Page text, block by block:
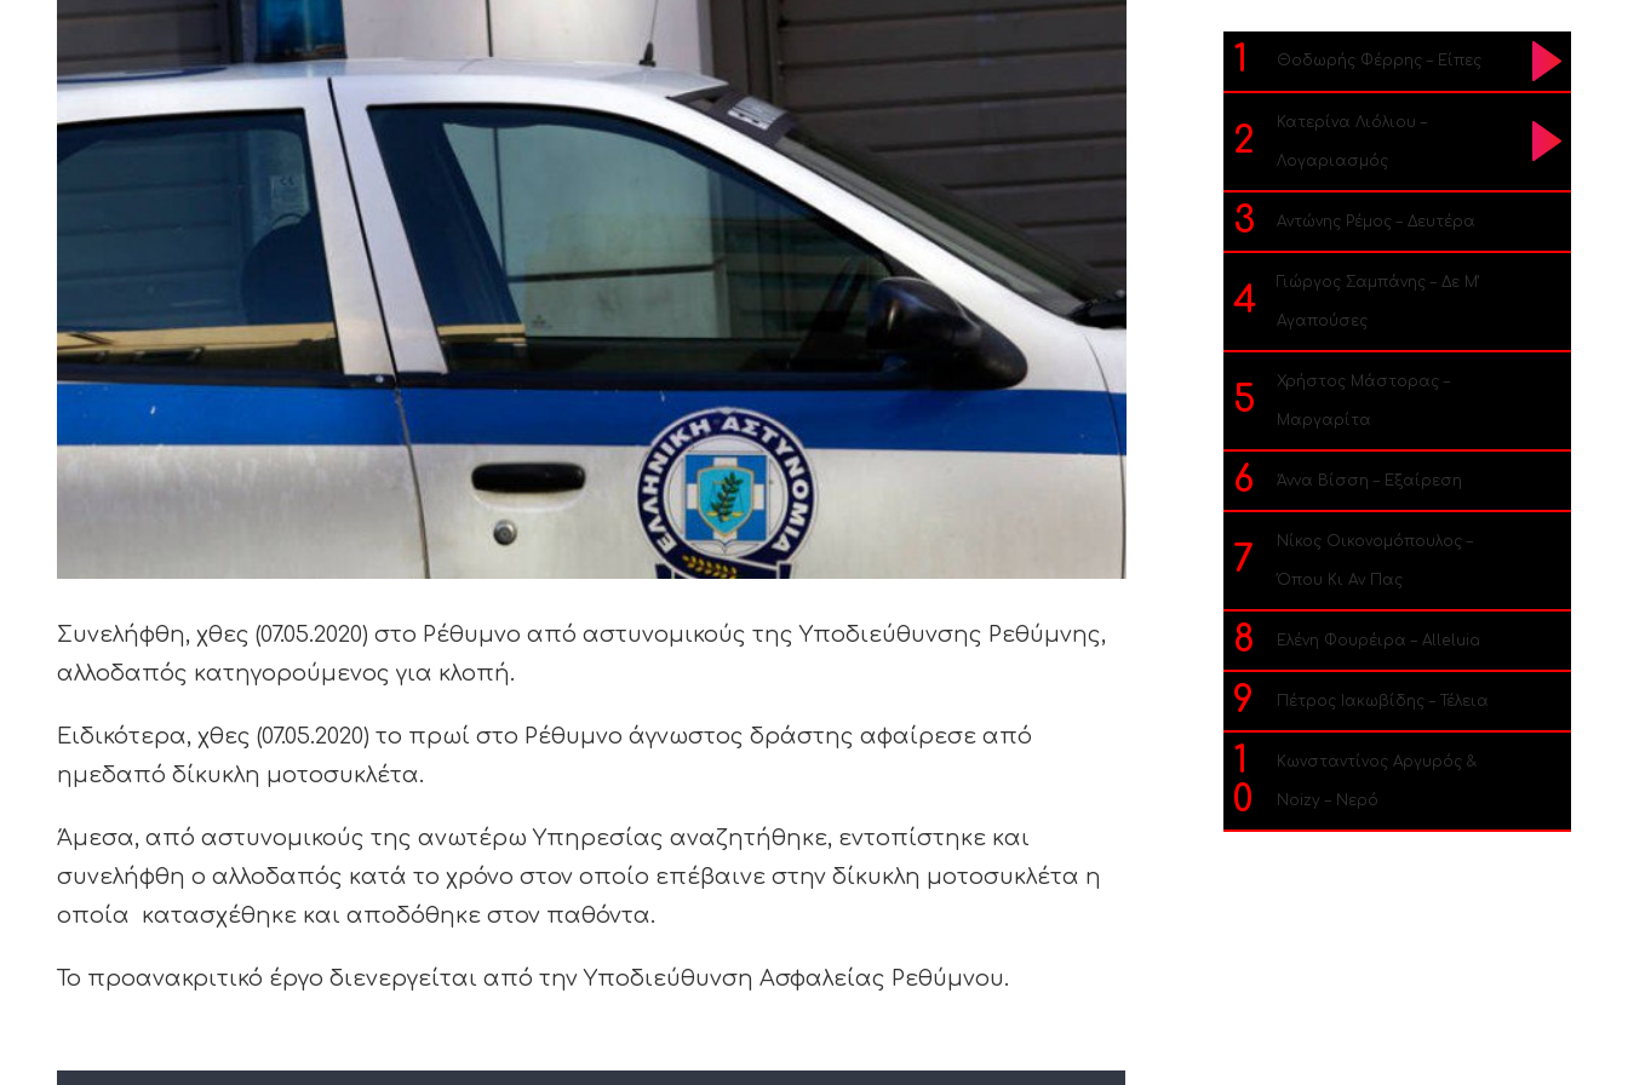
Larger
Image
Συνελήφθη, χθες (07.05.2020) στο Ρέθυμνο από αστυνομικούς της Υποδιεύθυνσης Ρεθύμνης,
αλλοδαπός κατηγορούμενος για κλοπή.
Ειδικότερα, χθες (07.05.2020) το πρωί στο Ρέθυμνο άγνωστος δράστης αφαίρεσε από
ημεδαπό δίκυκλη μοτοσυκλέτα.
Άμεσα, από αστυνομικούς της ανωτέρω Υπηρεσίας αναζητήθηκε, εντοπίστηκε και
συνελήφθη ο αλλοδαπός κατά το χρόνο στον οποίο επέβαινε στην δίκυκλη μοτοσυκλέτα η
οποία κατασχέθηκε και αποδόθηκε στον παθόντα.
Το προανακριτικό έργο διενεργείται από την Υποδιεύθυνση Ασφαλείας Ρεθύμνου.
1 Θοδωρής Φέρρης – Είπες
2 Κατερίνα Λιόλιου –
Λογαριασμός
3 Αντώνης Ρέμος – Δευτέρα
4 Γιώργος Σαμπάνης – Δε Μ’
Αγαπούσες
5 Χρήστος Μάστορας –
Μαργαρίτα
6 Άννα Βίσση – Εξαίρεση
7 Νίκος Οικονομόπουλος –
Όπου Κι Αν Πας
8 Ελένη Φουρέιρα – Alleluia
9 Πέτρος Ιακωβίδης – Τέλεια
1
0
Κωνσταντίνος Αργυρός &
Noizy – Νερό